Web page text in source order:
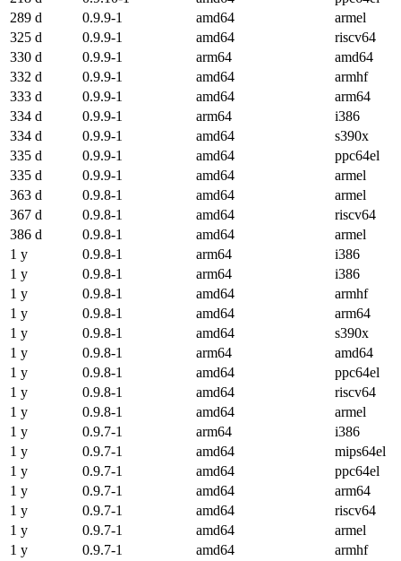
289 d
0.9.9-1 amd64
armel
325 d
0.9.9-1 amd64
riscv64
330 d
0.9.9-1 arm64
amd64
332 d
0.9.9-1 amd64
armhf
333 d
0.9.9-1 amd64
arm64
334 d
0.9.9-1 arm64
i386
334 d
0.9.9-1 amd64
s390x
335 d
0.9.9-1 amd64
ppc64el
335 d
0.9.9-1 amd64
armel
363 d
0.9.8-1 amd64
armel
367 d
0.9.8-1 amd64
riscv64
386 d
0.9.8-1 amd64
armel
1 y
0.9.8-1 arm64
i386
1 y
0.9.8-1 arm64
i386
1 y
0.9.8-1 amd64
armhf
1 y
0.9.8-1 amd64
arm64
1 y
0.9.8-1 amd64
s390x
1 y
0.9.8-1 arm64
amd64
1 y
0.9.8-1 amd64
ppc64el
1 y
0.9.8-1 amd64
riscv64
1 y
0.9.8-1 amd64
armel
1 y
0.9.7-1 arm64
i386
1 y
0.9.7-1 amd64
mips64el
1 y
0.9.7-1 amd64
ppc64el
1 y
0.9.7-1 amd64
arm64
1 y
0.9.7-1 amd64
riscv64
1 y
0.9.7-1 amd64
armel
1 y
0.9.7-1 amd64
armhf